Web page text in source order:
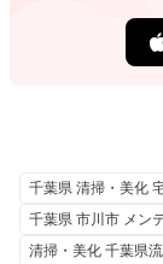
千葉県 清掃・美化
千葉県 市川市 メン
清掃・美化 千葉県